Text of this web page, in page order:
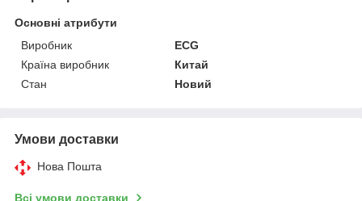
Основні атрибути
Виробник
ECG
Країна виробник
Китай
Стан
Новий
Умови доставки
Нова Пошта
Всі умови доставки